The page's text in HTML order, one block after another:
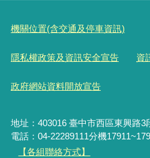
機關位置(含交通及停車資訊)
隱私權政策及資訊安全宣告 資
政府網站資料開放宣告
地址：403016 臺中市西區東興路
電話：04-22289111分機
【各組聯絡方式】